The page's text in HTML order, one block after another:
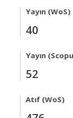
Yayın (WoS)
40
Yayın
52
Atıf (WoS)